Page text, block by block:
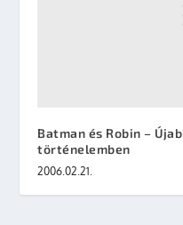
Batman és Robin –
történelemben
2006.02.21.